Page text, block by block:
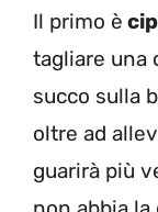
Il primo è
tagliare una
succo sulla
oltre ad
guarirà più